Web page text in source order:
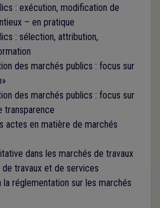
est programmée
: exécution, modification de
– en pratique
est programmée
: sélection, attribution,
des marchés publics : focus sur
des marchés publics : focus sur
transparence
actes en matière de marchés
dans les marchés de travaux
travaux et de services
réglementation sur les marchés